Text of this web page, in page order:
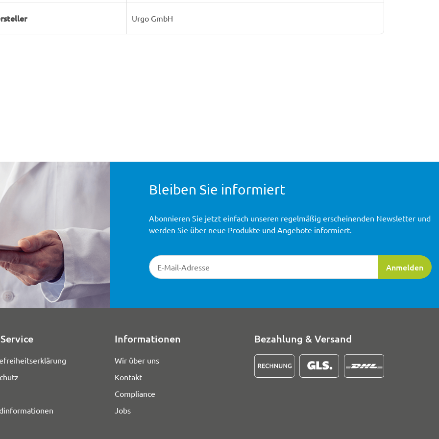
Urgo GmbH
Bleiben Sie informiert
Newsletter-Registrierung
Anmelden
Abonnieren Sie jetzt einfach unseren regelmäßig erscheinenden Newsletter und
werden Sie über neue Produkte und Angebote informiert.
Informationen
Wir über uns
Kontakt
Compliance
Jobs
Bezahlung & Versand